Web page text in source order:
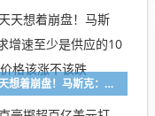
为何天天想着崩盘！马斯克：需求增速至少是供应的10倍 存储价格该涨不该跌